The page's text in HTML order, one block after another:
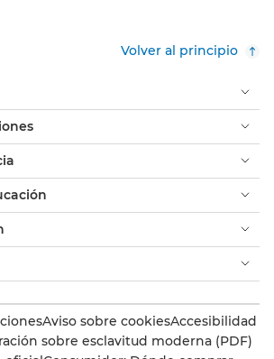
Volver al principio
Aviso sobre cookiesAccesibilidad
sobre esclavitud moderna (PDF)